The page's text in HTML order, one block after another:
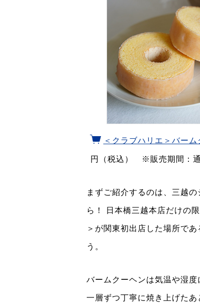
＜クラブハリエ＞バー
円（税込） ※販売期間：
まずご紹介するのは、三越
ら！ 日本橋三越本店だけの
＞が関東初出店した場所で
う。
バームクーヘンは気温や湿
一層ずつ丁寧に焼き上げた